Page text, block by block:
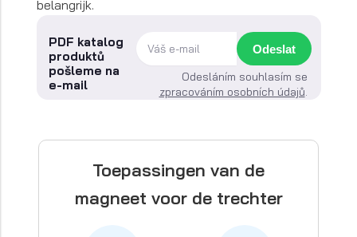
belangrijk.
PDF katalog
produktů
pošleme na
e-mail
Odeslat
Odesláním souhlasím se
zpracováním osobních údajů.
Toepassingen van de
magneet voor de trechter